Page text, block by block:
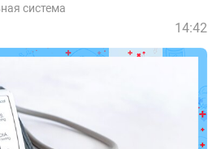
система
14:42